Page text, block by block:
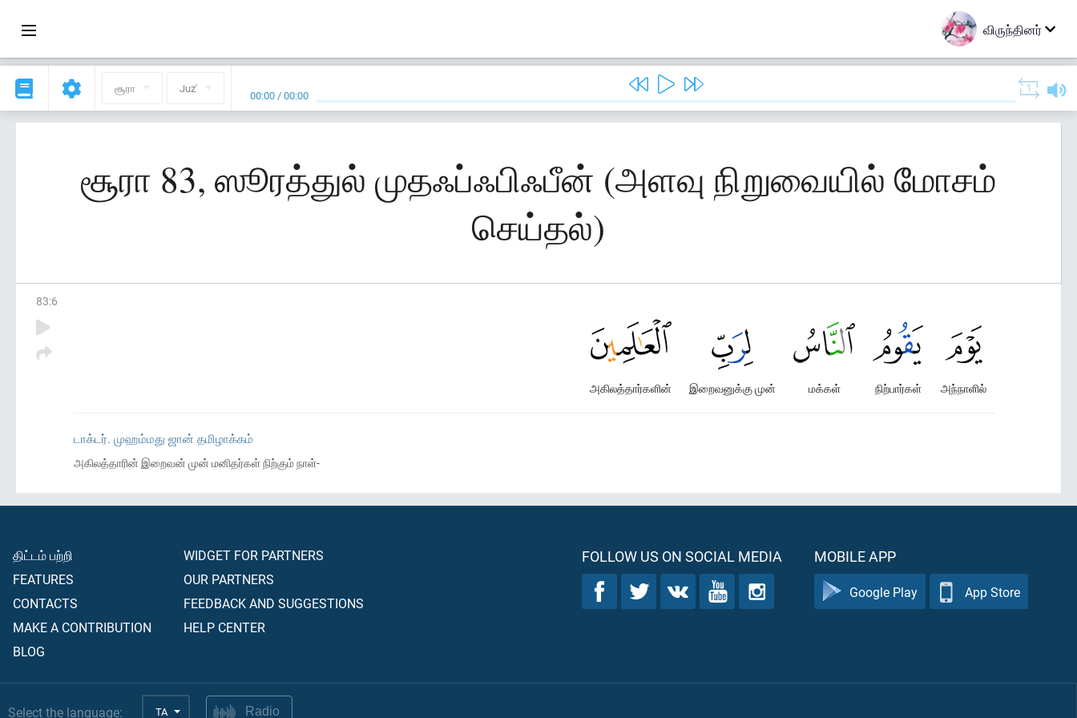
விருந்தினர்
சூரா Juz' 00:00 /00:00
சூரா 83, ஸூரத்துல் முதஃப்ஃபிஃபீன் (அளவு நிறுவையில் மோசம்
செய்தல்)
83:6
அந்நாளில்
நிற்பார்கள்
மக்கள்
இறைவனுக்கு முன்
அகிலத்தார்களின்
டாக்டர். முஹம்மது ஜான் தமிழாக்கம்
அகிலத்தாரின் இறைவன் முன் மனிதர்கள் நிற்கும் நாள்-
திட்டம் பற்றி
FEATURES
CONTACTS
MAKE A CONTRIBUTION
BLOG
WIDGET FOR PARTNERS
OUR PARTNERS
FEEDBACK AND SUGGESTIONS
HELP CENTER
FOLLOW US ON SOCIAL MEDIA MOBILE APP
Google Play App Store
Select the language: TA Radio